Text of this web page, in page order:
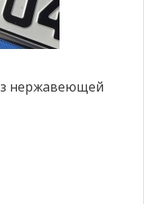
нержавеющей